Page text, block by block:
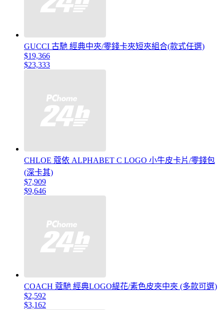
GUCCI 古馳 經典中夾/零錢卡夾短夾組合(款式任選)
$19,366
$23,333
CHLOE 蔻依 ALPHABET C LOGO 小牛皮卡片/零錢包
(深卡其)
$7,909
$9,646
COACH 蔻馳 經典LOGO緹花/素色皮夾中夾 (多款可選)
$2,592
$3,162